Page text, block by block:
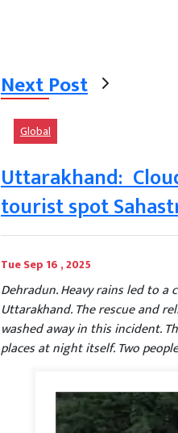
Next Post
Global
Uttarakhand:
tourist spot
Tue Sep 16 , 2025
Dehradun. Heavy rains led to
Uttarakhand. The rescue and
washed away in this incident.
places at night itself. Two